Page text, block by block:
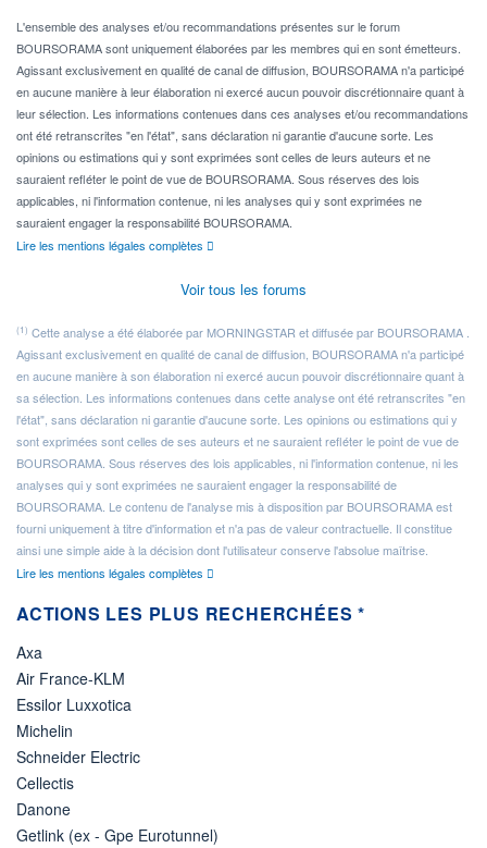
Pour l' ...
L'ensemble des analyses et/ou recommandations présentes sur le forum
BOURSORAMA sont uniquement élaborées par les membres qui en sont émetteurs.
Agissant exclusivement en qualité de canal de diffusion, BOURSORAMA n'a participé
en aucune manière à leur élaboration ni exercé aucun pouvoir discrétionnaire quant à
leur sélection. Les informations contenues dans ces analyses et/ou recommandations
ont été retranscrites "en l'état", sans déclaration ni garantie d'aucune sorte. Les
opinions ou estimations qui y sont exprimées sont celles de leurs auteurs et ne
sauraient refléter le point de vue de BOURSORAMA. Sous réserves des lois
applicables, ni l'information contenue, ni les analyses qui y sont exprimées ne
sauraient engager la responsabilité BOURSORAMA.
Lire les mentions légales complètes
Voir tous les forums
(1) Cette analyse a été élaborée par MORNINGSTAR et diffusée par BOURSORAMA .
Agissant exclusivement en qualité de canal de diffusion, BOURSORAMA n'a participé
en aucune manière à son élaboration ni exercé aucun pouvoir discrétionnaire quant à
sa sélection. Les informations contenues dans cette analyse ont été retranscrites "en
l'état", sans déclaration ni garantie d'aucune sorte. Les opinions ou estimations qui y
sont exprimées sont celles de ses auteurs et ne sauraient refléter le point de vue de
BOURSORAMA. Sous réserves des lois applicables, ni l'information contenue, ni les
analyses qui y sont exprimées ne sauraient engager la responsabilité de
BOURSORAMA. Le contenu de l'analyse mis à disposition par BOURSORAMA est
fourni uniquement à titre d'information et n'a pas de valeur contractuelle. Il constitue
ainsi une simple aide à la décision dont l'utilisateur conserve l'absolue maîtrise.
Lire les mentions légales complètes
ACTIONS LES PLUS RECHERCHÉES *
Axa
Air France-KLM
Essilor Luxxotica
Michelin
Schneider Electric
Cellectis
Danone
Getlink (ex - Gpe Eurotunnel)